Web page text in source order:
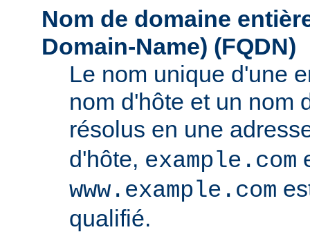
Nom de domaine
Domain-Name) (FQDN)
Le nom unique d'une
nom d'hôte et un nom
résolus en une
d'hôte, example.com
www.example.com
qualifié.